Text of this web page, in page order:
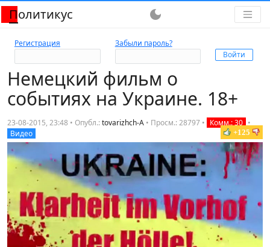
Политикус dark_mode
Регистрация Забыли пароль?
Немецкий фильм о
событиях на Украине. 18+
23-08-2015, 23:48 • Опубл.:tovarizhch-A • Просм.: 28797 • Комм.: 30 •
Видео
+125